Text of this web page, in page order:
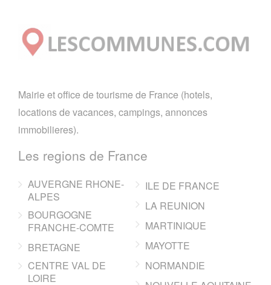
Mairie et office de tourisme de France (hotels,
locations de vacances, campings, annonces
immobilieres).
Les regions de France
AUVERGNE RHONE-
ALPES
BOURGOGNE
FRANCHE-COMTE
BRETAGNE
CENTRE VAL DE
LOIRE
ILE DE FRANCE
LA REUNION
MARTINIQUE
MAYOTTE
NORMANDIE